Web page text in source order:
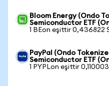
Bloom Energy (Ondo
Semiconductor ETF
1 BEon eşittir 0,436822
PayPal (Ondo
Semiconductor ETF
1 PYPLon eşittir